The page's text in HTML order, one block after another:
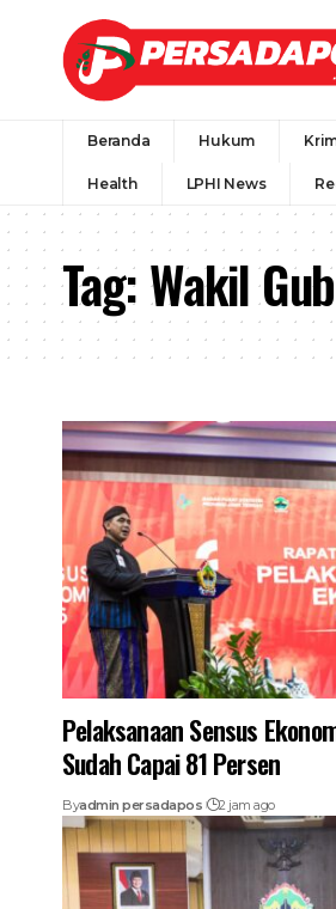
Beranda Hukum
Health LPHI News
Tag:Wakil
Pelaksanaan Sensus
Sudah Capai 81 Persen
Byadmin persadapos 2 jam ago